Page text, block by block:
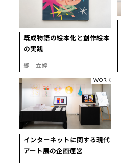
既成物語の絵本化と創作絵本
の実践
鄧 立婷
WORK
インターネットに関する現代
アート展の企画運営